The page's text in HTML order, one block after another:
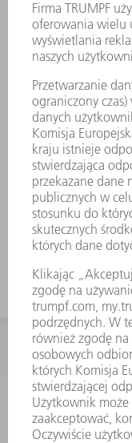
Strefy
Na
Proste
Mocne
Do
Dział